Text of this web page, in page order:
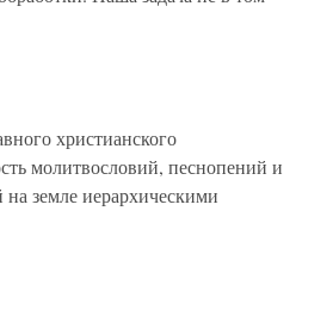
христианского
молитвословий, песнопений и
земле иерархическими